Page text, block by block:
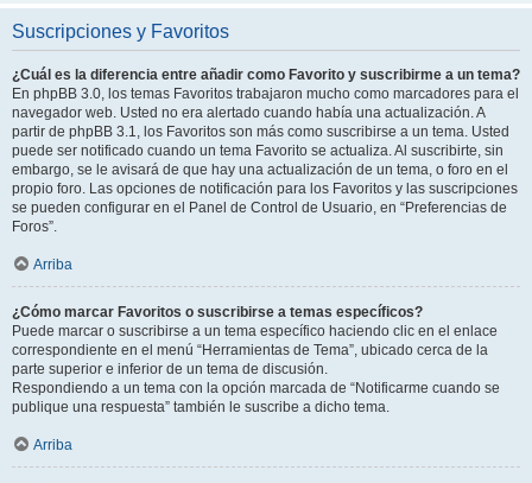
Suscripciones y Favoritos
¿Cuál es la diferencia entre añadir como Favorito y suscribirme a un tema?
En phpBB 3.0, los temas Favoritos trabajaron mucho como marcadores para el
navegador web. Usted no era alertado cuando había una actualización. A
partir de phpBB 3.1, los Favoritos son más como suscribirse a un tema. Usted
puede ser notificado cuando un tema Favorito se actualiza. Al suscribirte, sin
embargo, se le avisará de que hay una actualización de un tema, o foro en el
propio foro. Las opciones de notificación para los Favoritos y las suscripciones
se pueden configurar en el Panel de Control de Usuario, en “Preferencias de
Foros”.
Arriba
¿Cómo marcar Favoritos o suscribirse a temas específicos?
Puede marcar o suscribirse a un tema específico haciendo clic en el enlace
correspondiente en el menú “Herramientas de Tema”, ubicado cerca de la
parte superior e inferior de un tema de discusión.
Respondiendo a un tema con la opción marcada de “Notificarme cuando se
publique una respuesta” también le suscribe a dicho tema.
Arriba